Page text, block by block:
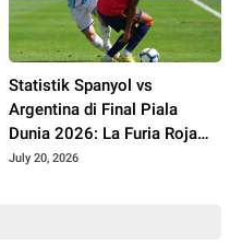
Statistik Spanyol vs
Argentina di Final Piala
Dunia 2026: La Furia Roja
Dominan, Albiceleste Tanpa
July 20, 2026